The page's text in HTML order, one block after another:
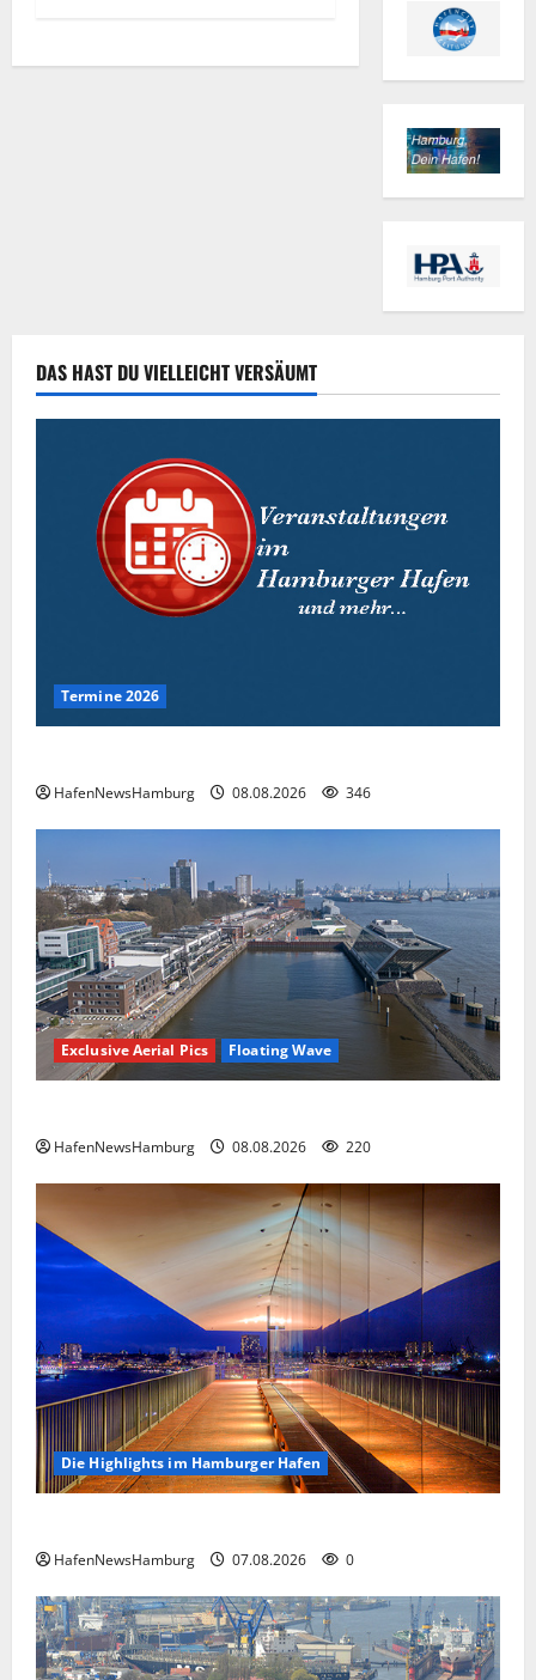
r
v
i
o
n
DAS HAST DU VIELLEICHT VERSÄUMT
Termine 2026
HafenNewsHamburg 08.08.2026 346
Exclusive Aerial Pics Floating Wave
HafenNewsHamburg 08.08.2026 220
Die Highlights im Hamburger Hafen
HafenNewsHamburg 07.08.2026 0